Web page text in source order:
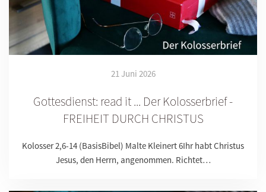
21 Juni 2026
Gottesdienst: read it ... Der Kolosserbrief -
FREIHEIT DURCH CHRISTUS
Kolosser 2,6-14 (BasisBibel) Malte Kleinert 6Ihr habt Christus
Jesus, den Herrn, angenommen. Richtet…